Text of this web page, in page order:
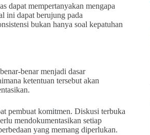
dapat mempertanyakan mengapa
ini dapat berujung pada
bukan hanya soal kepatuhan
benar menjadi dasar
ketentuan tersebut akan
pembuat komitmen. Diskusi terbuka
mendokumentasikan setiap
yang memang diperlukan.